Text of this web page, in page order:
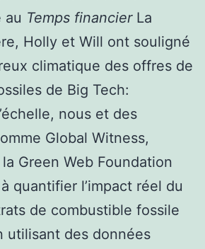
au Temps financierLa
Holly et Will ont souligné
climatique des offres de
de Big Tech:
nous et des
Global Witness,
Green Web Foundation
quantifier l’impact réel du
de combustible fossile
utilisant des données